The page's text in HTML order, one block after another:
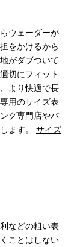
ウェーダーが
をかけるから
がダブついて
切にフィット
より快適で長
用のサイズ表
グ専門店やパ
ます。 サイズ
などの粗い表
ことはしない